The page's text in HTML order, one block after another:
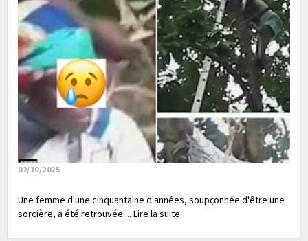
02/10/2025
Une femme d'une cinquantaine d'années, soupçonnée d'être une
sorcière, a été retrouvée.... Lire la suite